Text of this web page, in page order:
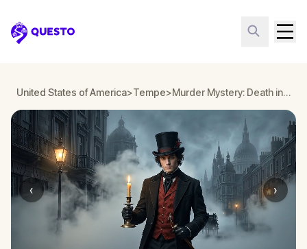
Questo
United States of America>Tempe> Murder Mystery: Death in the Shadows in Tempe
‹ ›